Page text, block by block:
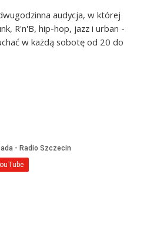
audycja, w której
R'n'B, hip-hop, jazz i urban -
w każdą sobotę od 20 do